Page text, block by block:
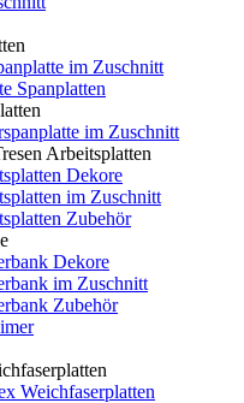
im Zuschnitt
Spanplatten
im Zuschnitt
Arbeitsplatten
Dekore
im Zuschnitt
Zubehör
Dekore
im Zuschnitt
Zubehör
Weichfaserplatten